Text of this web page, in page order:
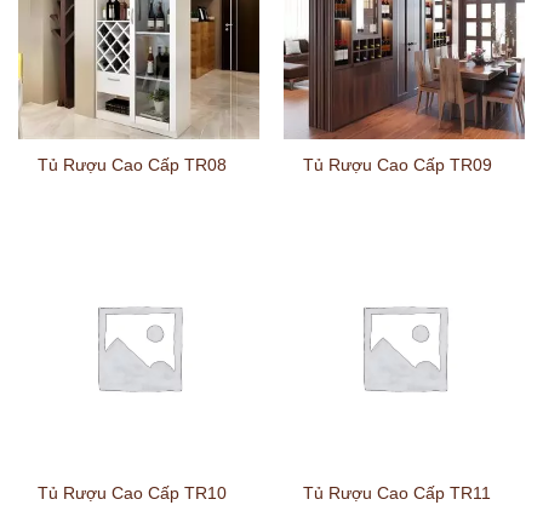
Tủ Rượu Cao Cấp TR08 Tủ Rượu Cao Cấp TR09
Tủ Rượu Cao Cấp TR10 Tủ Rượu Cao Cấp TR11